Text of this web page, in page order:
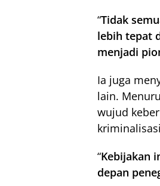
“Tidak
lebih tepat
menjadi
Ia juga
lain.
wujud
“Kebijakan
depan